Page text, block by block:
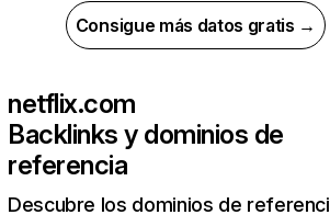
Consigue más datos gratis →
netflix.com
Backlinks y dominios de
referencia
Descubre los dominios de